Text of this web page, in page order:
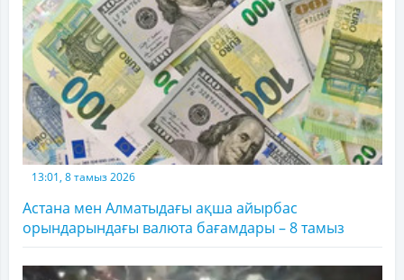
13:01, 8 тамыз 2026
Астана мен Алматыдағы ақша айырбас
орындарындағы валюта бағамдары – 8 тамыз